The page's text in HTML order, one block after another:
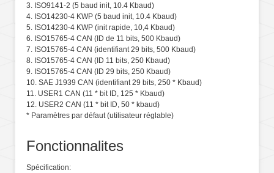
3. ISO9141-2 (5 baud init, 10.4 Kbaud)
4. ISO14230-4 KWP (5 baud init, 10.4 Kbaud)
5. ISO14230-4 KWP (init rapide, 10,4 Kbaud)
6. ISO15765-4 CAN (ID de 11 bits, 500 Kbaud)
7. ISO15765-4 CAN (identifiant 29 bits, 500 Kbaud)
8. ISO15765-4 CAN (ID 11 bits, 250 Kbaud)
9. ISO15765-4 CAN (ID 29 bits, 250 Kbaud)
10. SAE J1939 CAN (identifiant 29 bits, 250 * Kbaud)
11. USER1 CAN (11 * bit ID, 125 * Kbaud)
12. USER2 CAN (11 * bit ID, 50 * kbaud)
* Paramètres par défaut (utilisateur réglable)
Fonctionnalites
Spécification: